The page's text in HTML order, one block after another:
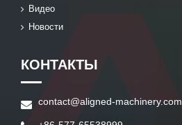
Видео
Новости
КОНТАКТЫ
contact@aligned-machinery.com